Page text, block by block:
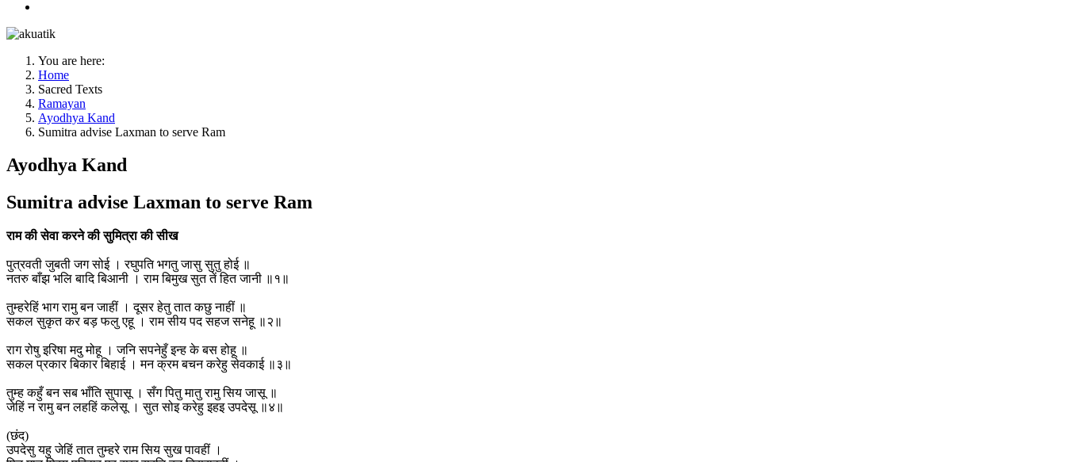
You are here:
Home
Sacred Texts
Ramayan
Ayodhya Kand
Sumitra advise Laxman to serve Ram
Ayodhya Kand
Sumitra advise Laxman to serve Ram
राम की सेवा करने की सुमित्रा की सीख
पुत्रवती जुबती जग सोई । रघुपति भगतु जासु सुतु होई ॥
नतरु बाँझ भलि बादि बिआनी । राम बिमुख सुत तें हित जानी ॥१॥
तुम्हरेहिं भाग रामु बन जाहीं । दूसर हेतु तात कछु नाहीं ॥
सकल सुकृत कर बड़ फलु एहू । राम सीय पद सहज सनेहू ॥२॥
राग रोषु इरिषा मदु मोहू । जनि सपनेहुँ इन्ह के बस होहू ॥
सकल प्रकार बिकार बिहाई । मन क्रम बचन करेहु सेवकाई ॥३॥
तुम्ह कहुँ बन सब भाँति सुपासू । सँग पितु मातु रामु सिय जासू ॥
जेहिं न रामु बन लहहिं कलेसू । सुत सोइ करेहु इहइ उपदेसू ॥४॥
(छंद)
उपदेसु यहु जेहिं तात तुम्हरे राम सिय सुख पावहीं ।